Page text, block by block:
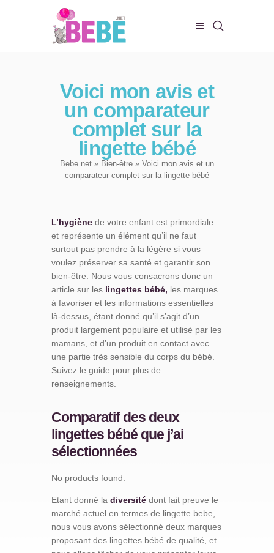
Voici mon avis et
un comparateur
complet sur la
lingette bébé
Bebe.net » Bien-être » Voici mon avis et un
comparateur complet sur la lingette bébé
CHAMBRE DE BEBE
BIEN-ÊTRE
ALIMENTATION
EVEIL ET JEUX
CONFORT DE BÉBÉ
L’hygiène de votre enfant est primordiale
et représente un élément qu’il ne faut
surtout pas prendre à la légère si vous
voulez préserver sa santé et garantir son
bien-être. Nous vous consacrons donc un
article sur les lingettes bébé, les marques
à favoriser et les informations essentielles
là-dessus, étant donné qu’il s’agit d’un
produit largement populaire et utilisé par les
mamans, et d’un produit en contact avec
une partie très sensible du corps du bébé.
Suivez le guide pour plus de
renseignements.
Comparatif des deux
lingettes bébé que j’ai
sélectionnées
No products found.
Etant donné la diversité dont fait preuve le
marché actuel en termes de lingette bebe,
nous vous avons sélectionné deux marques
proposant des lingettes bébé de qualité, et